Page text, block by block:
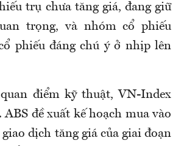
trụ chưa tăng giá, đang giữ
trọng, và nhóm cổ phiếu
phiếu đáng chú ý ở nhịp lên
điểm kỹ thuật, VN-Index
đề xuất kế hoạch mua vào
dịch tăng giá của giai đoạn